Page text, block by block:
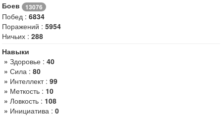
Боев
13076
Побед : 6834
Поражений : 5954
Ничьих : 288
Навыки
» Здоровье : 40
» Сила : 80
» Интеллект : 99
» Меткость : 10
» Ловкость : 108
» Инициатива : 0